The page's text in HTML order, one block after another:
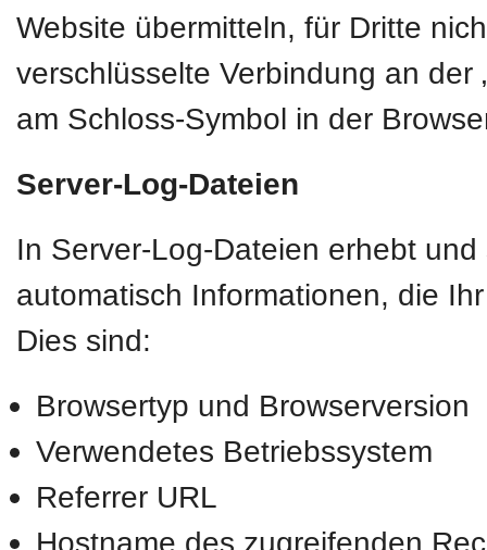
Website übermitteln, für Dritte
verschlüsselte Verbindung an der
am Schloss-Symbol in der
Server-Log-Dateien
In Server-Log-Dateien erhebt
automatisch Informationen, die
Dies sind:
Browsertyp und Browserversion
Verwendetes Betriebssystem
Referrer URL
Hostname des zugreifenden